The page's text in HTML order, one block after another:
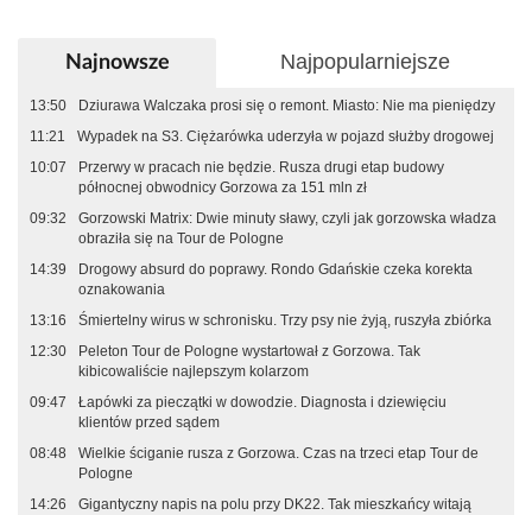
Najnowsze Najpopularniejsze
13:50
Dziurawa Walczaka prosi się o remont. Miasto: Nie ma pieniędzy
11:21
Wypadek na S3. Ciężarówka uderzyła w pojazd służby drogowej
10:07
Przerwy w pracach nie będzie. Rusza drugi etap budowy
północnej obwodnicy Gorzowa za 151 mln zł
09:32
Gorzowski Matrix: Dwie minuty sławy, czyli jak gorzowska władza
obraziła się na Tour de Pologne
14:39
Drogowy absurd do poprawy. Rondo Gdańskie czeka korekta
oznakowania
13:16
Śmiertelny wirus w schronisku. Trzy psy nie żyją, ruszyła zbiórka
12:30
Peleton Tour de Pologne wystartował z Gorzowa. Tak
kibicowaliście najlepszym kolarzom
09:47
Łapówki za pieczątki w dowodzie. Diagnosta i dziewięciu
klientów przed sądem
08:48
Wielkie ściganie rusza z Gorzowa. Czas na trzeci etap Tour de
Pologne
14:26
Gigantyczny napis na polu przy DK22. Tak mieszkańcy witają